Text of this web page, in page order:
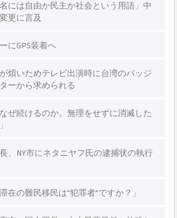
には自由か民主か社会という用語」中
更に言及
にGPS装着へ
煩いためテレビ出演時に台湾のバッジ
ーから求められる
ぜ続けるのか。無理をせずに消滅した
、NY市にネタニヤフ氏の逮捕状の執行
在の難民移民は“犯罪者”ですか？」